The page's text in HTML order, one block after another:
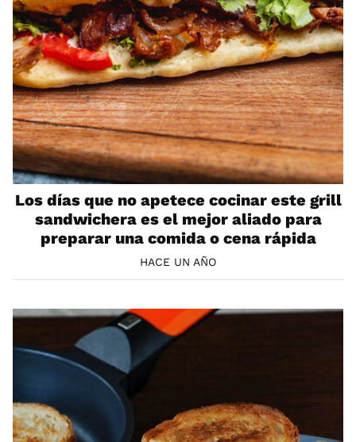
Los días que no apetece cocinar este grill
sandwichera es el mejor aliado para
preparar una comida o cena rápida
HACE UN AÑO